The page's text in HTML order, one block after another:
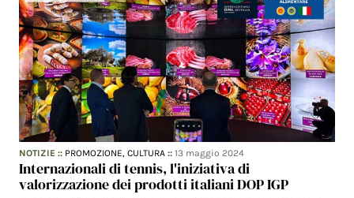
NOTIZIE :: PROMOZIONE,CULTURA ::13 maggio 2024
Internazionali di tennis, l'iniziativa di
valorizzazione dei prodotti italiani DOP IGP